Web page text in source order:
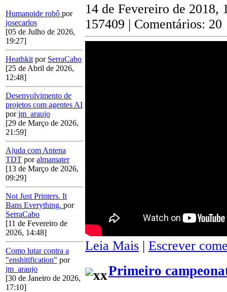
Humanoide robô por
josecarlos
[05 de Julho de 2026,
19:27]
Heathkit por SerraCabo
[25 de Abril de 2026,
12:48]
Desenvolvimento de
projetos com agentes AI
porjm_araujo
[29 de Março de 2026,
21:59]
Ajuda com Antena
TDT poralmamater
[13 de Março de 2026,
09:29]
Not Just Printers. It
Bans Everything. por
SerraCabo
[11 de Fevereiro de
2026, 14:48]
Como lutar contra a
"enshitification" por
jm_araujo
[30 de Janeiro de 2026,
17:10]
14 de Fevereiro de 2018,
157409 | Comentários: 20
Leia Mais | Escrever
Primeiro